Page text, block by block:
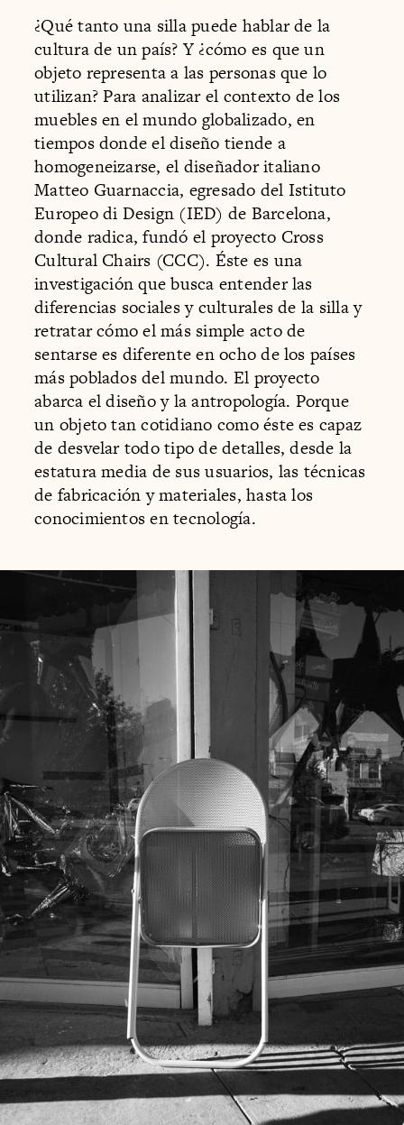
¿Qué tanto una silla puede hablar de la
cultura de un país? Y ¿cómo es que un
objeto representa a las personas que lo
utilizan? Para analizar el contexto de los
muebles en el mundo globalizado, en
tiempos donde el diseño tiende a
homogeneizarse, el diseñador italiano
Matteo Guarnaccia, egresado del Istituto
Europeo di Design (IED) de Barcelona,
donde radica, fundó el proyecto Cross
Cultural Chairs (CCC). Éste es una
investigación que busca entender las
diferencias sociales y culturales de la silla y
retratar cómo el más simple acto de
sentarse es diferente en ocho de los países
más poblados del mundo. El proyecto
abarca el diseño y la antropología. Porque
un objeto tan cotidiano como éste es capaz
de desvelar todo tipo de detalles, desde la
estatura media de sus usuarios, las técnicas
de fabricación y materiales, hasta los
conocimientos en tecnología.